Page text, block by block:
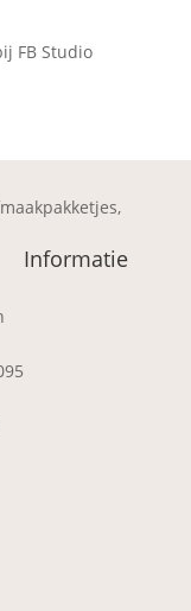
FB Studio
Informatie